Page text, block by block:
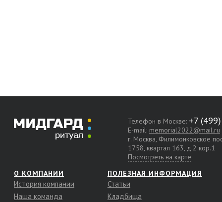
Телефон в Москве:
E-mail: memorial2022@mail.ru
г. Москва, Филимонковское
1758, квартал 163, д.2 кор.1
Посмотреть на карте
О КОМПАНИИ
История компании
Наша команда
ПОЛЕЗНАЯ ИНФОРМАЦИЯ
Статьи
Кладбища